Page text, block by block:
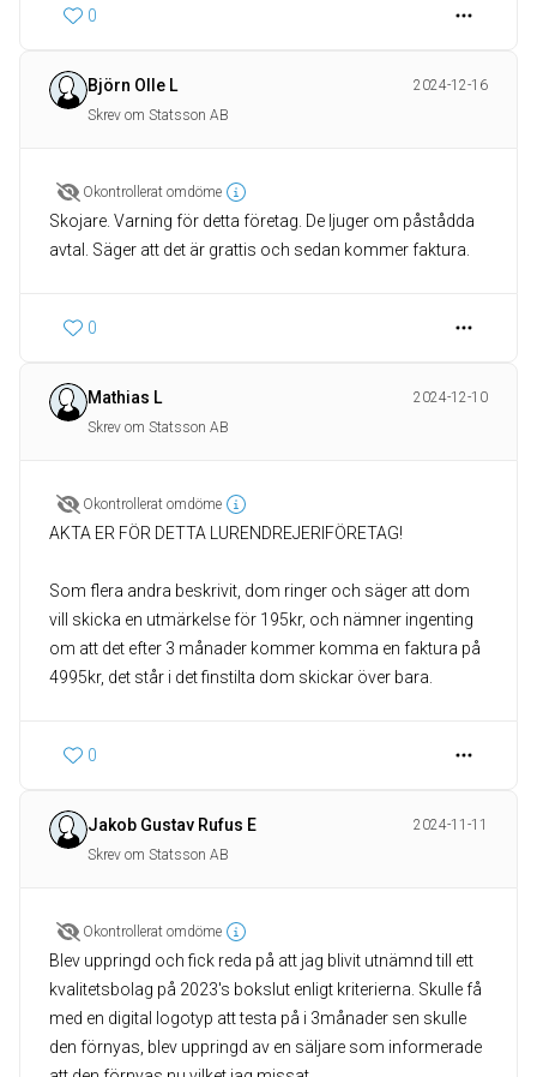
0
Björn Olle L
2024-12-16
Skrev om Statsson AB
Okontrollerat omdöme
Skojare. Varning för detta företag. De ljuger om påstådda
avtal. Säger att det är grattis och sedan kommer faktura.
0
Mathias L
2024-12-10
Skrev om Statsson AB
Okontrollerat omdöme
AKTA ER FÖR DETTA LURENDREJERIFÖRETAG!
Som flera andra beskrivit, dom ringer och säger att dom
vill skicka en utmärkelse för 195kr, och nämner ingenting
om att det efter 3 månader kommer komma en faktura på
4995kr, det står i det finstilta dom skickar över bara.
0
Jakob Gustav Rufus E
2024-11-11
Skrev om Statsson AB
Okontrollerat omdöme
Blev uppringd och fick reda på att jag blivit utnämnd till ett
kvalitetsbolag på 2023's bokslut enligt kriterierna. Skulle få
med en digital logotyp att testa på i 3månader sen skulle
den förnyas, blev uppringd av en säljare som informerade